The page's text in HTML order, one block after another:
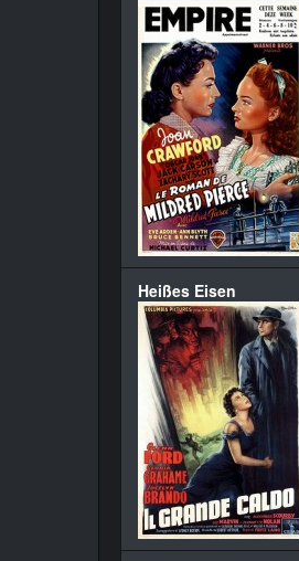
Heißes Eisen